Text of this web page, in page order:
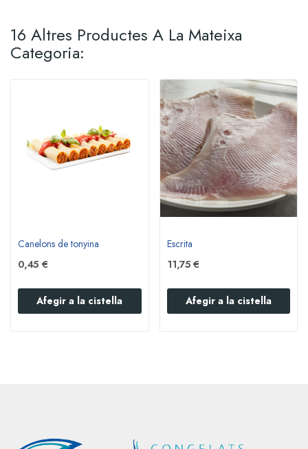
16 Altres Productes A La Mateixa
Categoria:
Canelons de tonyina
0,45 €
Afegir a la cistella
Escrita
11,75 €
Afegir a la cistella